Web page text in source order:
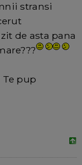
stransi
de asta pana
Te pup